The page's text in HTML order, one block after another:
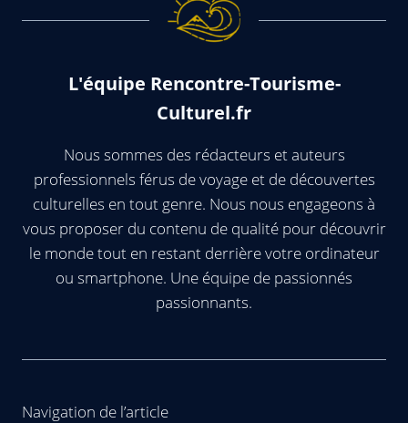
L'équipe Rencontre-Tourisme-
Culturel.fr
Nous sommes des rédacteurs et auteurs
professionnels férus de voyage et de découvertes
culturelles en tout genre. Nous nous engageons à
vous proposer du contenu de qualité pour découvrir
le monde tout en restant derrière votre ordinateur
ou smartphone. Une équipe de passionnés
passionnants.
Navigation de l’article